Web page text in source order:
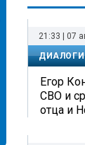
21:33 | 07
Егор
СВО и
отца и